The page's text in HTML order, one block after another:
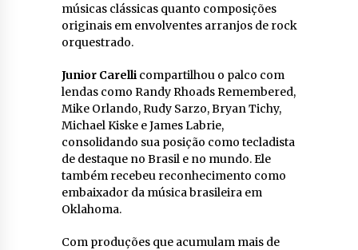
músicas clássicas quanto composições
originais em envolventes arranjos de rock
orquestrado.
Junior Carellicompartilhou o palco com
lendas como Randy Rhoads Remembered,
Mike Orlando, Rudy Sarzo, Bryan Tichy,
Michael Kiske e James Labrie,
consolidando sua posição como tecladista
de destaque no Brasil e no mundo. Ele
também recebeu reconhecimento como
embaixador da música brasileira em
Oklahoma.
Com produções que acumulam mais de